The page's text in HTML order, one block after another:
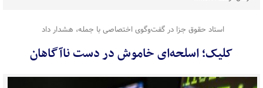
استاد حقوق جزا در گفت‌و‌‌گوی اختصاصی با جمله، هشدار داد
کلیک؛ اسلحه‌ای خاموش در دست ناآگاهان